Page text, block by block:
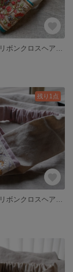
残り1点